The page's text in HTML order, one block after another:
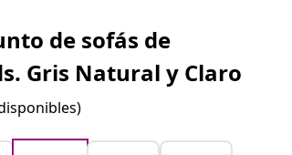
de sofás de
Gris Natural y Claro